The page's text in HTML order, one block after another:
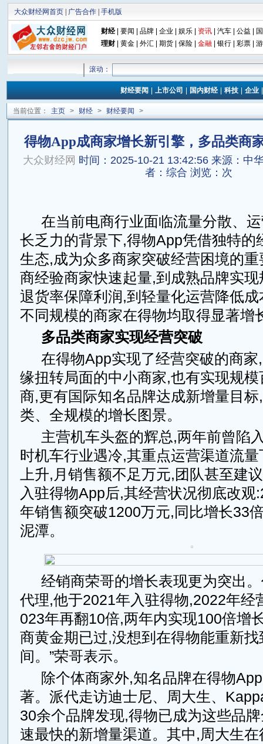
大众财经网首页| 广告合作| 手机版
财经| 要闻 品牌| 企业 娱乐| 资讯| 汽车| 公益
理财| 黄金| 外汇| 期货| 保险| 金融| 银行 彩票|
滚动：
财经要闻 |上市公司|国内财经|科技|企业
当前位置： 主页 > 财经 > 财经要闻 >
得物App成商家增长新引擎，多品类商
大众财经网 时间：2025-10-21 13:42:56 来源：中
者：综合 浏览： 次
在当前电商行业面临流量分散、
长乏力的背景下,得物App凭借独特的
生态,成为众多商家突破经营困境的
商经验商家快速起量,到成熟品牌实
退货率保障利润,到轻量化运营降低
不同规模的商家在得物均取得显著增
多品类商家实现经营突破
在得物App实现了经营突破的商
缘扭转局面的中小商家,也有实现规
商,更有国际知名品牌达成新增量目
类、全规模的增长图景。
主营机车头盔的辉总,两年前曾陷
时机车行业遇冷,其重点运营渠道流
上升,月销售额不足万元,团队甚至建
入驻得物App后,其经营状况彻底改观
年销售额突破1200万元,同比增长33
泥潭。
经销商荣哥的增长表现更为突出
代理,他于2021年入驻得物,2022年经
023年再翻10倍,两年内实现100倍增
商黄金期已过,没想到在得物能重新找
间。”荣哥表示。
除个体商家外,知名品牌在得物
著。派代走访迪士尼、周大生、
30余个品牌发现,得物已成为这些品
速最快的新增量渠道。其中,周大生